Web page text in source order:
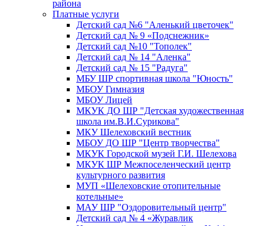
района
Платные услуги
Детский сад №6 "Аленький цветочек"
Детский сад № 9 «Подснежник»
Детский сад №10 "Тополек"
Детский сад № 14 "Аленка"
Детский сад № 15 "Радуга"
МБУ ШР спортивная школа "Юность"
МБОУ Гимназия
МБОУ Лицей
МКУК ДО ШР "Детская художественная
школа им.В.И.Сурикова"
МКУ Шелеховский вестник
МБОУ ДО ШР "Центр творчества"
МКУК Городской музей Г.И. Шелехова
МКУК ШР Межпоселенческий центр
культурного развития
МУП «Шелеховские отопительные
котельные»
МАУ ШР "Оздоровительный центр"
Детский сад № 4 «Журавлик